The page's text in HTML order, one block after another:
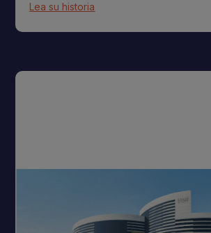
Lea su historia